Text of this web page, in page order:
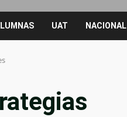
UAT NACIONAL